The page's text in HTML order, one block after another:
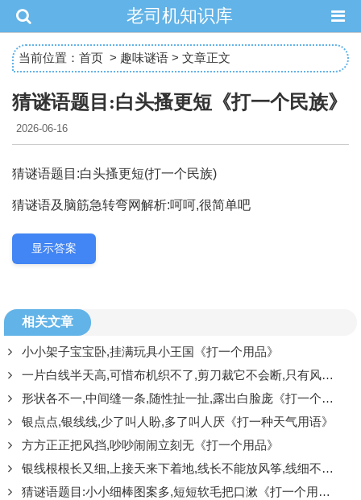
老司机知识库
当前位置： 首页 > 趣味谜语 > 文章正文
猜谜语题目:白头搔更短《打一个民族》
2026-06-16
猜谜语题目:白头搔更短(打一个民族)
猜谜语及脑筋急转弯网解析:呵呵,很简单吧
显示答案
相关文章
小小架子宝宝卧,挂满玩具小王国《打一个用品》
一片白线半天高,可惜布机织不了,剪刀裁它不会断,只有风吹能折腰《打一种天气用语》
形状各不一,中间缝一条,随性扯一扯,露出白脸庞《打一个用品》
银点点,银线线,少了叫人盼,多了叫人厌《打一种天气用语》
方方正正把风挡,吵吵闹闹立刻无《打一个用品》
银线根根长又细,上接天来下着地,线长不能放风筝,线细不能织布匹《打一种天气用语》
猜谜语题目:小小细棒图案多,短短软毛把口漱《打一个用品》